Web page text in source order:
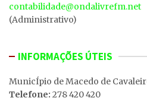
contabilidade@ondalivrefm.net
(Administrativo)
INFORMAÇÕES ÚTEIS
MunicÍpio de Macedo de
Telefone: 278 420 420